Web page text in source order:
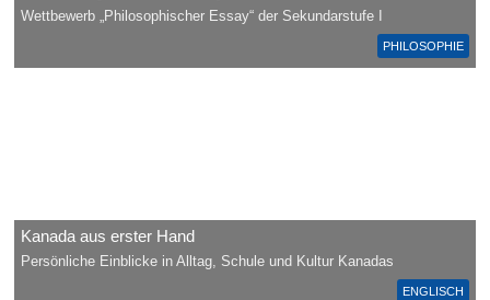
PHILOSOPHIE
Wettbewerb „Philosophischer Essay“ der Sekundarstufe I
ENGLISCH
Kanada aus erster Hand
Persönliche Einblicke in Alltag, Schule und Kultur Kanadas